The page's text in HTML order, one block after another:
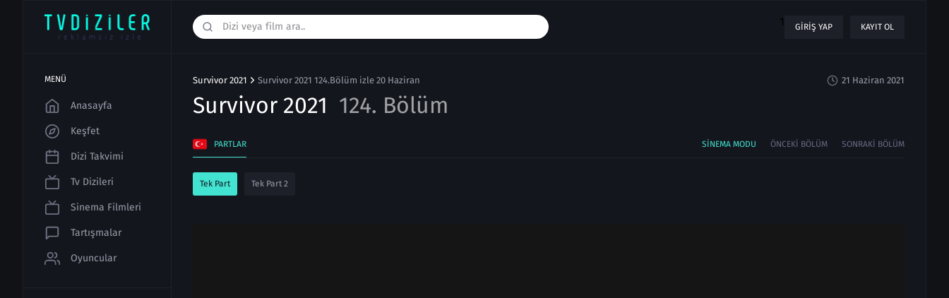
1 GIRIŞ YAP KAYIT OL
MENÜ
Anasayfa
Keşfet
Dizi Takvimi
Tv Dizileri
Sinema Filmleri
Tartışmalar
Oyuncular
Survivor 2021 Survivor 2021 124.Bölüm izle 20 Haziran
Survivor 2021 124. Bölüm
21 Haziran 2021
PARTLAR SINEMA MODU ÖNCEKI BÖLÜM SONRAKI BÖLÜM
Tek Part Tek Part 2